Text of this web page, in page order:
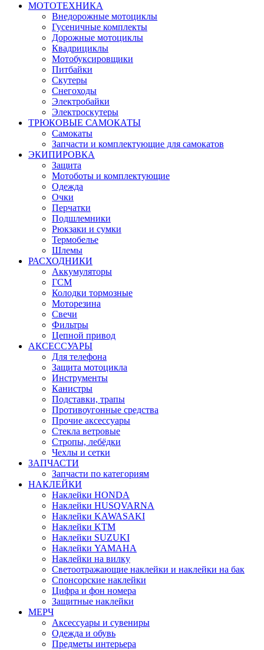
МОТОТЕХНИКА
Внедорожные мотоциклы
Гусеничные комплекты
Дорожные мотоциклы
Квадрициклы
Мотобуксировщики
Питбайки
Скутеры
Снегоходы
Электробайки
Электроскутеры
ТРЮКОВЫЕ САМОКАТЫ
Самокаты
Запчасти и комплектующие для самокатов
ЭКИПИРОВКА
Защита
Мотоботы и комплектующие
Одежда
Очки
Перчатки
Подшлемники
Рюкзаки и сумки
Термобелье
Шлемы
РАСХОДНИКИ
Аккумуляторы
ГСМ
Колодки тормозные
Моторезина
Свечи
Фильтры
Цепной привод
АКСЕССУАРЫ
Для телефона
Защита мотоцикла
Инструменты
Канистры
Подставки, трапы
Противоугонные средства
Прочие аксессуары
Стекла ветровые
Стропы, лебёдки
Чехлы и сетки
ЗАПЧАСТИ
Запчасти по категориям
НАКЛЕЙКИ
Наклейки HONDA
Наклейки HUSQVARNA
Наклейки KAWASAKI
Наклейки KTM
Наклейки SUZUKI
Наклейки YAMAHA
Наклейки на вилку
Светоотражающие наклейки и наклейки на бак
Спонсорские наклейки
Цифра и фон номера
Защитные наклейки
МЕРЧ
Аксессуары и сувениры
Одежда и обувь
Предметы интерьера